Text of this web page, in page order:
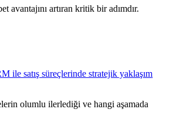
avantajını artıran kritik bir adımdır.
ile satış süreçlerinde stratejik yaklaşım
olumlu ilerlediği ve hangi aşamada